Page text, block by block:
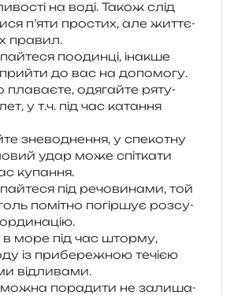
на воді. Також слід
п’яти про­стих, але жит­тє­
правил.
поо­дин­ці, іна­кше
до вас на допомогу.
пла­ва­є­те, одя­гай­те ряту­
у т.ч. під час ката­н­ня
зне­во­дне­н­ня, у спе­ко­тну
удар може спі­тка­ти
купання.
під речо­ви­на­ми, той
помі­тно погір­шує роз­су­
в море під час штор­му,
із при­бе­ре­жною течі­єю
відливами.
пора­ди­ти не зали­ша­